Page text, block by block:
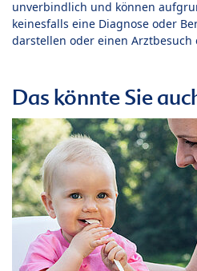
unverbindlich und können
keinesfalls eine Diagnose oder
darstellen oder einen Arztbesuch
Das könnte Sie